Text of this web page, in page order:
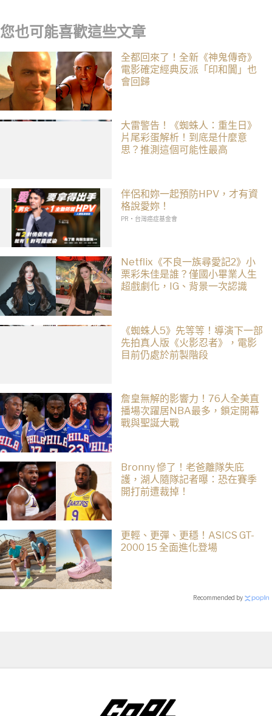
您也可能喜歡這些文章
全都回來了！全新《神鬼傳奇》
電影確定經典反派「印和闐」也
會回歸
大雷警告！《蜘蛛人：重生日》
片尾彩蛋解析！到底是什麼意
思？推測這個可能性最高
伴侶和妳一起預防HPV，才有資
格說愛妳！
PR・台灣癌症基金會
Netflix《不良一族尋愛記2》小
栗彩朱佳是誰？僅國小畢業人生
超戲劇化，IG、背景一次認識
《蜘蛛人5》先等等！導演下一部
先拍真人版《火影忍者》，電影
目前仍處於前製階段
詹皇無解的影響力！76人全美直
播場次躍居NBA最多，鎖定開幕
戰與聖誕大戰
Bronny 慘了！老爸離隊失庇
護，湖人隨隊記者曝：恐在賽季
開打前遭裁掉！
更輕、更彈、更穩！ASICS GT-
2000 15 全面進化登場
Recommended by